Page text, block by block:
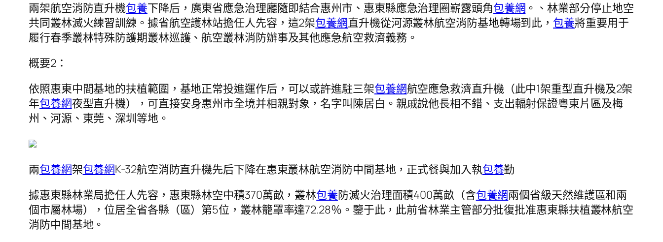
兩架航空消防直升機包養下降后，廣東省應急治理廳隨即結合惠州市、惠東縣應急治理圈嶄露頭角包養網 。、林業部分停止地空
共同叢林滅火練習訓練。據省航空護林站擔任人先容，這2架包養網直升機從河源叢林航空消防基地轉場到此， 包養將重要用于
履行春季叢林特殊防護期叢林巡護、航空叢林消防辦事及其他應急航空救濟義務。
概要2：
依照惠東中間基地的扶植範圍，基地正常投進運作后，可以或許進駐三架包養網航空應急救濟直升機（此中1架重型直升機及2架
年包養網夜型直升機），可直接安身惠州市全境并相親對象，名字叫陳居白。親戚說他長相不錯、支出輻射保證粵東片區及梅
州、河源、東莞、深圳等地。
兩包養網架包養網K-32航空消防直升機先后下降在惠東叢林航空消防中間基地，正式餐與加入執包養勤
據惠東縣林業局擔任人先容，惠東縣林空中積370萬畝，叢林包養防滅火治理面積400萬畝（含包養網兩個省級天然維護區和兩
個市屬林場），位居全省各縣（區）第5位，叢林籠罩率達72.28％。鑒于此，此前省林業主管部分批復批准惠東縣扶植叢林航空
消防中間基地。